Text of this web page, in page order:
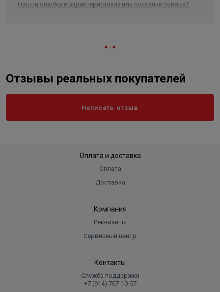
Нашли ошибку в характеристиках или описании товара?
Отзывы реальных покупателей
Написать отзыв
Оплата и доставка
Оплата
Доставка
Компания
Реквизиты
Сервисный центр
Контакты
Служба поддержки
+7 (914) 707‑10‑57